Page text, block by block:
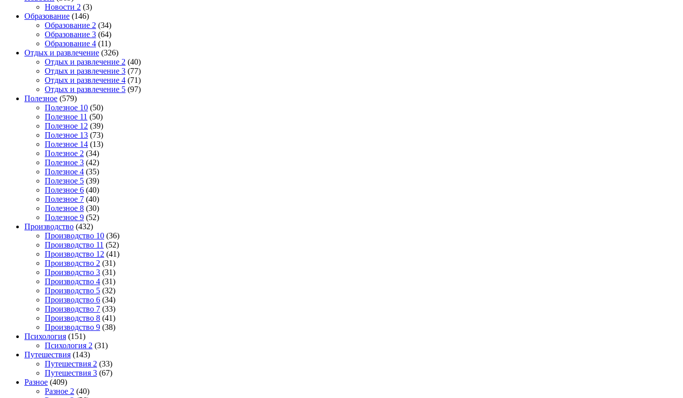
Новости 2 (3)
Образование (146)
Образование 2 (34)
Образование 3 (64)
Образование 4 (11)
Отдых и развлечение (326)
Отдых и развлечение 2 (40)
Отдых и развлечение 3 (77)
Отдых и развлечение 4 (71)
Отдых и развлечение 5 (97)
Полезное (579)
Полезное 10 (50)
Полезное 11 (50)
Полезное 12 (39)
Полезное 13 (73)
Полезное 14 (13)
Полезное 2 (34)
Полезное 3 (42)
Полезное 4 (35)
Полезное 5 (39)
Полезное 6 (40)
Полезное 7 (40)
Полезное 8 (30)
Полезное 9 (52)
Производство (432)
Производство 10 (36)
Производство 11 (52)
Производство 12 (41)
Производство 2 (31)
Производство 3 (31)
Производство 4 (31)
Производство 5 (32)
Производство 6 (34)
Производство 7 (33)
Производство 8 (41)
Производство 9 (38)
Психология (151)
Психология 2 (31)
Путешествия (143)
Путешествия 2 (33)
Путешествия 3 (67)
Разное (409)
Разное 2 (40)